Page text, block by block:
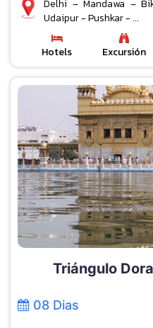
Delhi – Mandawa –
Udaipur - Pushkar - ...
Hotels Excursión
Triángulo
08 Dias